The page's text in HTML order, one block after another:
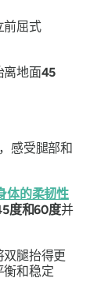
前屈式
离地面45
感受腿部和
体的柔韧性
度和60度并
腿抬得更
衡和稳定